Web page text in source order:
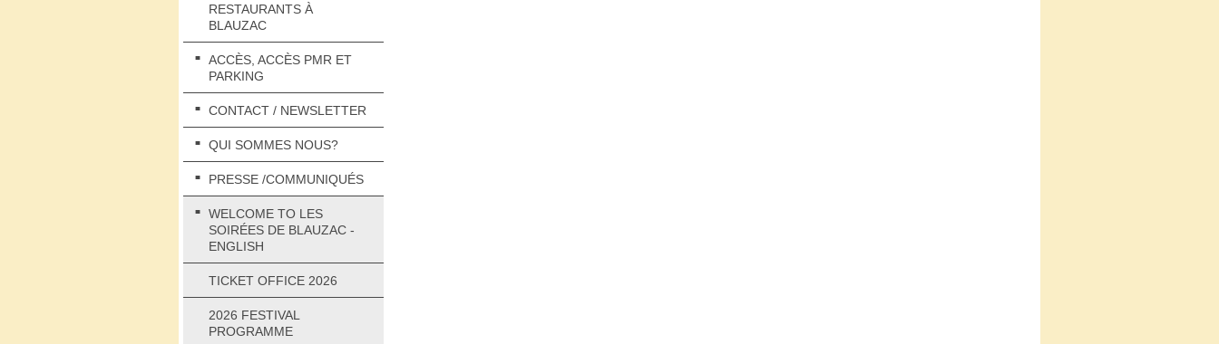
RESTAURANTS À
BLAUZAC
ACCÈS, ACCÈS PMR ET
PARKING
CONTACT / NEWSLETTER
QUI SOMMES NOUS?
PRESSE /COMMUNIQUÉS
WELCOME TO LES
SOIRÉES DE BLAUZAC -
ENGLISH
TICKET OFFICE 2026
2026 FESTIVAL
PROGRAMME